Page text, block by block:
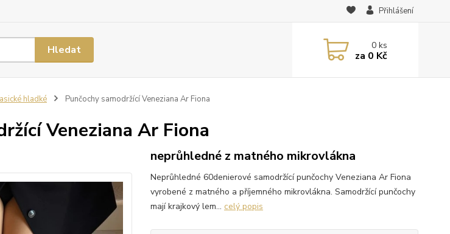
Přihlášení
Hledat 0ks
za 0 Kč
hladké Punčochy samodržící Veneziana Ar Fiona
Veneziana Ar Fiona
neprůhledné z matného mikrovlákna
Neprůhledné 60denierové samodržící punčochy Veneziana Ar Fiona
vyrobené z matného a příjemného mikrovlákna. Samodržící punčochy
mají krajkový lem... celý popis